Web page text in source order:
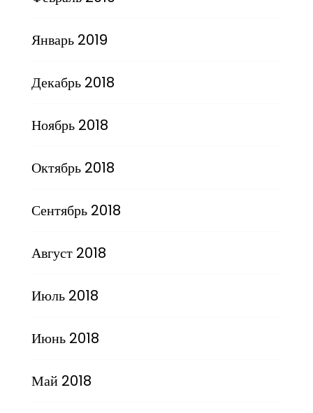
Январь 2019
Декабрь 2018
Ноябрь 2018
Октябрь 2018
Сентябрь 2018
Август 2018
Июль 2018
Июнь 2018
Май 2018